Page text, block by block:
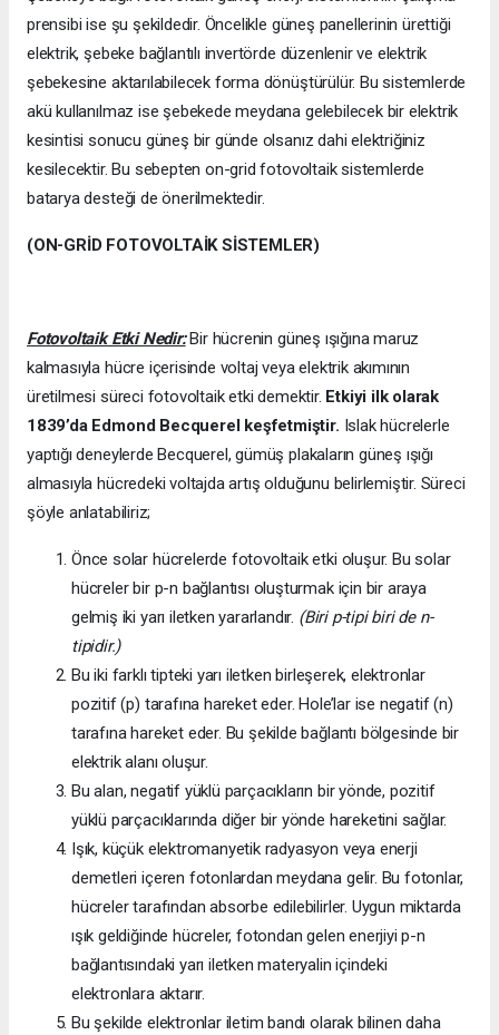
prensibi ise şu şekildedir. Öncelikle güneş panellerinin ürettiği
elektrik, şebeke bağlantılı invertörde düzenlenir ve elektrik
şebekesine aktarılabilecek forma dönüştürülür. Bu sistemlerde
akü kullanılmaz ise şebekede meydana gelebilecek bir elektrik
kesintisi sonucu güneş bir günde olsanız dahi elektriğiniz
kesilecektir. Bu sebepten on-grid fotovoltaik sistemlerde
batarya desteği de önerilmektedir.
(ON-GRİD FOTOVOLTAİK SİSTEMLER)
Fotovoltaik Etki Nedir:Bir hücrenin güneş ışığına maruz
kalmasıyla hücre içerisinde voltaj veya elektrik akımının
üretilmesi süreci fotovoltaik etki demektir. Etkiyi ilk olarak
1839’da Edmond Becquerel keşfetmiştir. Islak hücrelerle
yaptığı deneylerde Becquerel, gümüş plakaların güneş ışığı
almasıyla hücredeki voltajda artış olduğunu belirlemiştir. Süreci
şöyle anlatabiliriz;
Önce solar hücrelerde fotovoltaik etki oluşur. Bu solar
hücreler bir p-n bağlantısı oluşturmak için bir araya
gelmiş iki yarı iletken yararlandır. (Biri p-tipi biri de n-
tipidir.)
Bu iki farklı tipteki yarı iletken birleşerek, elektronlar
pozitif (p) tarafına hareket eder. Hole’lar ise negatif (n)
tarafına hareket eder. Bu şekilde bağlantı bölgesinde bir
elektrik alanı oluşur.
Bu alan, negatif yüklü parçacıkların bir yönde, pozitif
yüklü parçacıklarında diğer bir yönde hareketini sağlar.
Işık, küçük elektromanyetik radyasyon veya enerji
demetleri içeren fotonlardan meydana gelir. Bu fotonlar,
hücreler tarafından absorbe edilebilirler. Uygun miktarda
ışık geldiğinde hücreler, fotondan gelen enerjiyi p-n
bağlantısındaki yarı iletken materyalin içindeki
elektronlara aktarır.
Bu şekilde elektronlar iletim bandı olarak bilinen daha